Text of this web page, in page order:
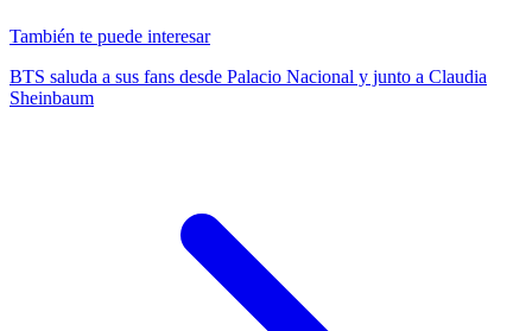
También te puede interesar
BTS saluda a sus fans desde Palacio Nacional y junto a Claudia
Sheinbaum